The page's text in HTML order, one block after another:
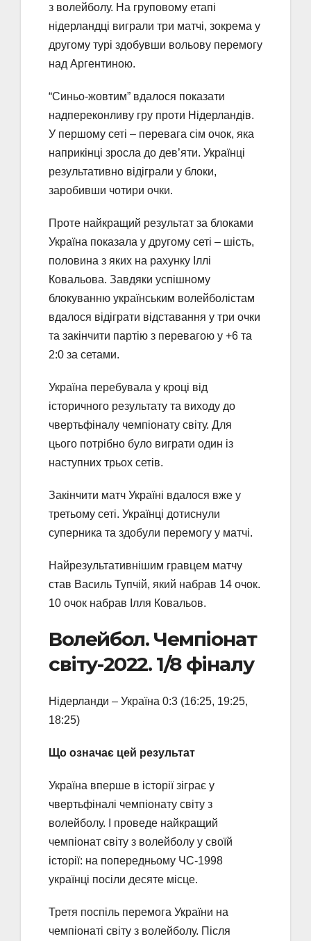
з волейболу. На груповому етапі
нідерландці виграли три матчі, зокрема у
другому турі здобувши вольову перемогу
над Аргентиною.
“Синьо-жовтим” вдалося показати
надпереконливу гру проти Нідерландів.
У першому сеті – перевага сім очок, яка
наприкінці зросла до дев’яти. Українці
результативно відіграли у блоки,
заробивши чотири очки.
Проте найкращий результат за блоками
Україна показала у другому сеті – шість,
половина з яких на рахунку Іллі
Ковальова. Завдяки успішному
блокуванню українським волейболістам
вдалося відіграти відставання у три очки
та закінчити партію з перевагою у +6 та
2:0 за сетами.
Україна перебувала у кроці від
історичного результату та виходу до
чвертьфіналу чемпіонату світу. Для
цього потрібно було виграти один із
наступних трьох сетів.
Закінчити матч Україні вдалося вже у
третьому сеті. Українці дотиснули
суперника та здобули перемогу у матчі.
Найрезультативнішим гравцем матчу
став Василь Тупчій, який набрав 14 очок.
10 очок набрав Ілля Ковальов.
Волейбол. Чемпіонат
світу-2022. 1/8 фіналу
Нідерланди – Україна 0:3 (16:25, 19:25,
18:25)
Що означає цей результат
Україна вперше в історії зіграє у
чвертьфіналі чемпіонату світу з
волейболу. І проведе найкращий
чемпіонат світу з волейболу у своїй
історії: на попередньому ЧС-1998
українці посіли десяте місце.
Третя поспіль перемога України на
чемпіонаті світу з волейболу. Після